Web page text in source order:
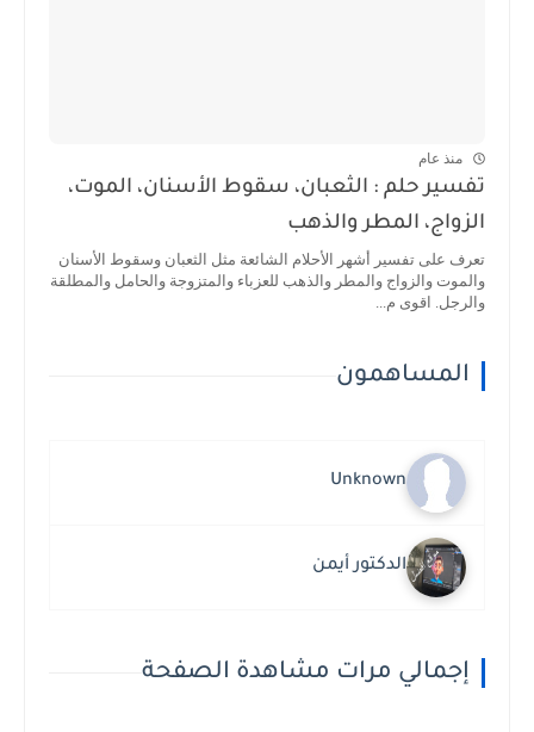
منذ عام
تفسير حلم : الثعبان، سقوط الأسنان، الموت،
الزواج، المطر والذهب
تعرف على تفسير أشهر الأحلام الشائعة مثل الثعبان وسقوط الأسنان
والموت والزواج والمطر والذهب للعزباء والمتزوجة والحامل والمطلقة
والرجل. اقوى م...
المساهمون
Unknown
الدكتور أيمن
إجمالي مرات مشاهدة الصفحة